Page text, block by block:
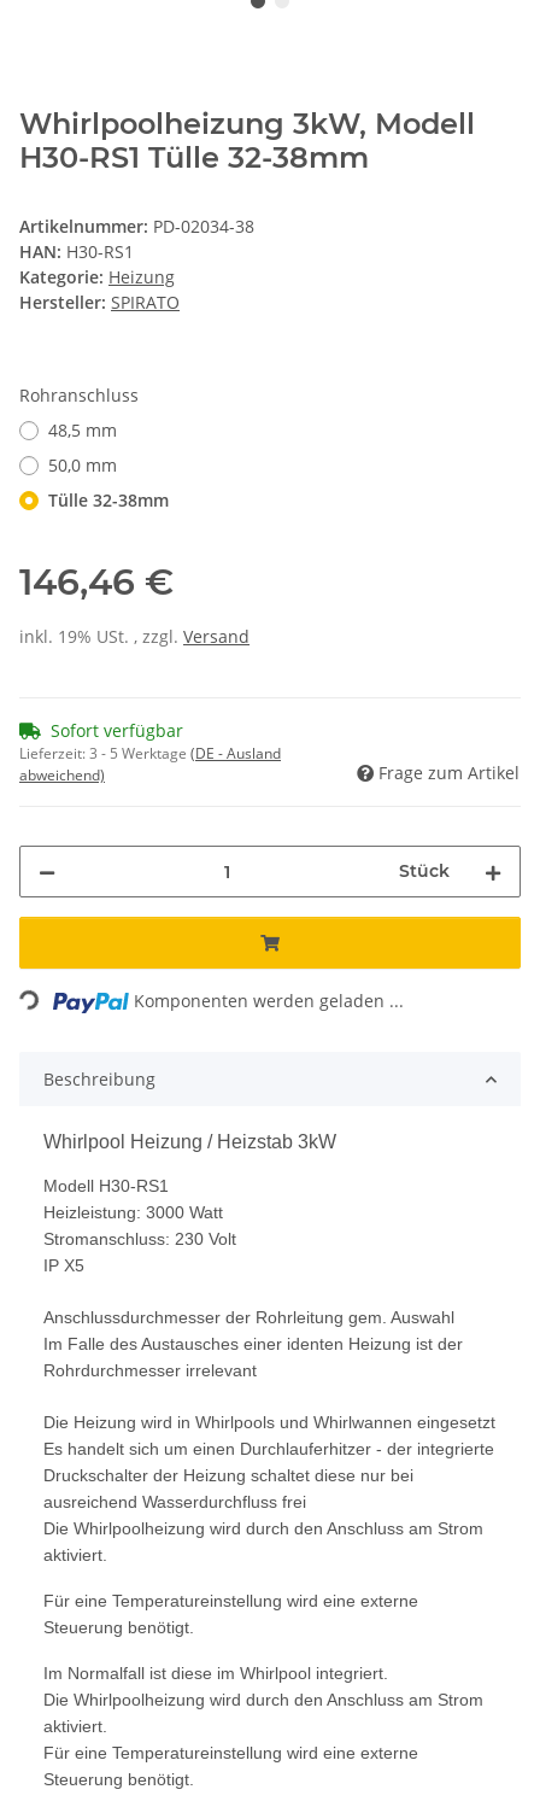
Whirlpoolheizung 3kW, Modell
H30-RS1 Tülle 32-38mm
Artikelnummer: PD-02034-38
HAN: H30-RS1
Kategorie: Heizung
Hersteller: SPIRATO
Rohranschluss
48,5 mm
50,0 mm
Tülle 32-38mm
146,46 €
inkl. 19% USt. , zzgl. Versand
Sofort verfügbar
Lieferzeit:3 - 5 Werktage (DE - Ausland
abweichend)
Frage zum Artikel
Stück
Loading... Komponenten werden geladen ...
Beschreibung
Whirlpool Heizung / Heizstab 3kW
Modell H30-RS1
Heizleistung: 3000 Watt
Stromanschluss: 230 Volt
IP X5
Anschlussdurchmesser der Rohrleitung gem. Auswahl
Im Falle des Austausches einer identen Heizung ist der
Rohrdurchmesser irrelevant
Die Heizung wird in Whirlpools und Whirlwannen eingesetzt
Es handelt sich um einen Durchlauferhitzer - der integrierte
Druckschalter der Heizung schaltet diese nur bei
ausreichend Wasserdurchfluss frei
Die Whirlpoolheizung wird durch den Anschluss am Strom
aktiviert.
Für eine Temperatureinstellung wird eine externe
Steuerung benötigt.
Im Normalfall ist diese im Whirlpool integriert.
Die Whirlpoolheizung wird durch den Anschluss am Strom
aktiviert.
Für eine Temperatureinstellung wird eine externe
Steuerung benötigt.